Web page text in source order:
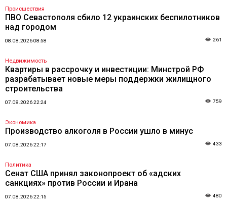
Происшествия
ПВО Севастополя сбило 12 украинских беспилотников
над городом
08.08.2026 08:58 261
Недвижимость
Квартиры в рассрочку и инвестиции: Минстрой РФ
разрабатывает новые меры поддержки жилищного
строительства
07.08.2026 22:24 759
Экономика
Производство алкоголя в России ушло в минус
07.08.2026 22:17 433
Политика
Сенат США принял законопроект об «адских
санкциях» против России и Ирана
07.08.2026 22:15 480